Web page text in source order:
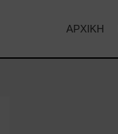
ΑΡΧΙΚΉ